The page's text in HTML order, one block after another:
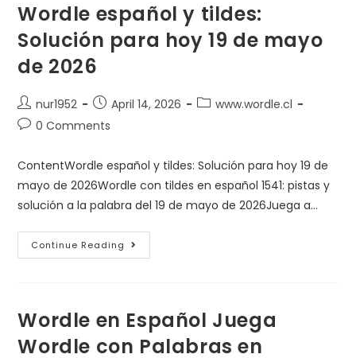
Wordle español y tildes:
Solución para hoy 19 de mayo
de 2026
nur1952 April 14, 2026
www.wordle.cl
0 Comments
ContentWordle español y tildes: Solución para hoy 19 de
mayo de 2026Wordle con tildes en español 1541: pistas y
solución a la palabra del 19 de mayo de 2026Juega a…
Continue Reading
Wordle en Español Juega
Wordle con Palabras en